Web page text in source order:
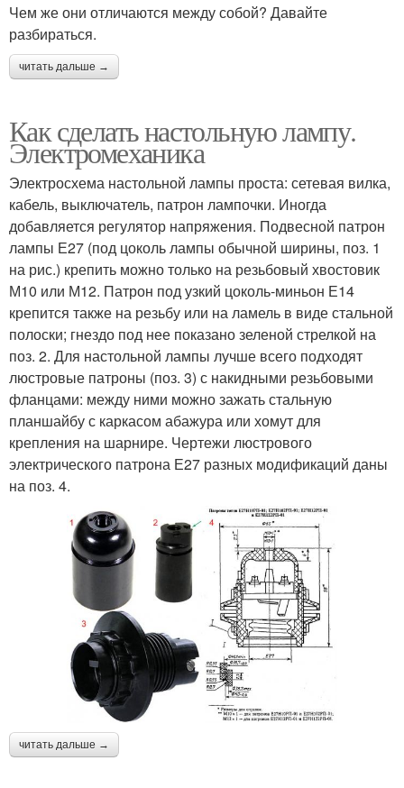
Чем же они отличаются между собой? Давайте
разбираться.
читать дальше →
Как сделать настольную лампу.
Электромеханика
Электросхема настольной лампы проста: сетевая вилка,
кабель, выключатель, патрон лампочки. Иногда
добавляется регулятор напряжения. Подвесной патрон
лампы Е27 (под цоколь лампы обычной ширины, поз. 1
на рис.) крепить можно только на резьбовый хвостовик
М10 или М12. Патрон под узкий цоколь-миньон Е14
крепится также на резьбу или на ламель в виде стальной
полоски; гнездо под нее показано зеленой стрелкой на
поз. 2. Для настольной лампы лучше всего подходят
люстровые патроны (поз. 3) с накидными резьбовыми
фланцами: между ними можно зажать стальную
планшайбу с каркасом абажура или хомут для
крепления на шарнире. Чертежи люстрового
электрического патрона Е27 разных модификаций даны
на поз. 4.
читать дальше →